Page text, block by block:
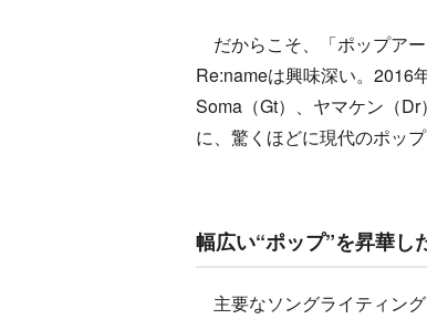
だからこそ、「ポップア
Re:nameは興味深い。2016
Soma（Gt）、ヤマケン（
に、驚くほどに現代のポッ
幅広い“ポップ”を昇華し
主要なソングライティン